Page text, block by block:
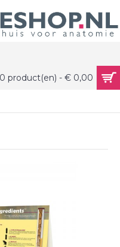
0 product(en) - € 0,00